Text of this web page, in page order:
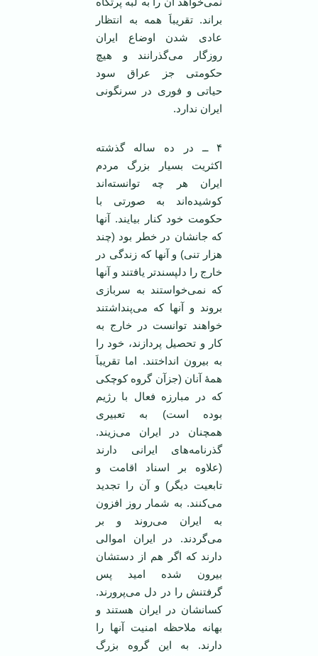
براند. تقریباَ همه به انتظار
عادی شدن اوضاع ایران
روزگار می‌گذرانند و هیچ
حکومتی جز عراق سود
حیاتی و فوری در سرنگونی
ایران ندارد.
۴ ــ در ده ساله گذشته
اکثریت بسیار بزرگ مردم
ایران هر چه توانسته‌اند
کوشیده‌اند به صورتی با
حکومت خود کنار بیایند. آنها
که جانشان در خطر بود (چند
هزار تنی) و آنها که زندگی در
خارج را دلپسند‌تر یافتند و آنها
که نمی‌خواستند به سربازی
بروند و آنها که می‌پنداشتند
خواهند توانست در خارج به
کار و تحصیل پردازند، خود را
به بیرون انداختند. اما تقریباَ
همۀ آنان (جزآن گروه کوچکی
که در مبارزه فعال با رژیم
بوده است) به تعبیری
همچنان در ایران می‌زیند.
گذرنامه‌های ایرانی دارند
(علاوه بر اسناد اقامت و
تابعیت دیگر) و آن را تجدید
می‌کنند. به شمار روز افزون
به ایران می‌روند و بر
می‌گردند. در ایران اموالی
دارند که اگر هم از دستشان
بیرون شده امید پس
گرفتنش را در دل می‌پرورند.
کسانشان در ایران هستند و
بهانه ملاحظه امنیت آنها را
دارند. به این گروه بزرگ